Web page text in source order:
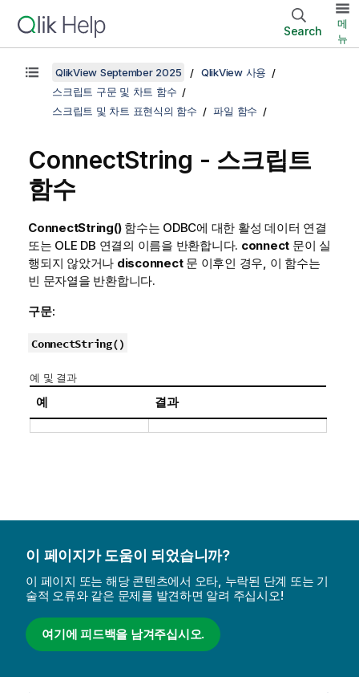
Search
메
뉴
QlikView September 2025
QlikView 사용
스크립트 구문 및 차트 함수
스크립트 및 차트 표현식의 함수
파일 함수
ConnectString - 스크립트
함수
ConnectString()함수는 ODBC에 대한 활성 데이터 연결
또는 OLE DB 연결의 이름을 반환합니다. connect 문이 실
행되지 않았거나 disconnect문 이후인 경우, 이 함수는
빈 문자열을 반환합니다.
구문:
ConnectString()
예 및 결과
예 결과
이 페이지가 도움이 되었습니까?
이 페이지 또는 해당 콘텐츠에서 오타, 누락된 단계 또는 기
술적 오류와 같은 문제를 발견하면 알려 주십시오!
여기에 피드백을 남겨주십시오.